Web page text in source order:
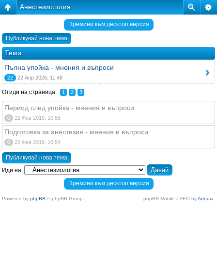
Анестезиология
Премини към десктоп версия
Публикувай нова тема
Теми
Пълна упойка - мнения и въпроси
22 22 Апр 2026, 11:48
Отиди на страница: 1 2 3
Период след упойка - мнения и въпроси
0 22 Фев 2019, 10:55
Подготовка за анестезия - мнения и въпроси
0 22 Фев 2019, 10:54
Публикувай нова тема
Иди на:
Премини към десктоп версия
Powered by phpBB © phpBB Group. phpBB Mobile / SEO byArtodia